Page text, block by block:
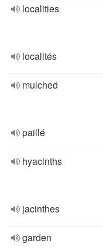
localities
localités
mulched
paillé
hyacinths
jacinthes
garden